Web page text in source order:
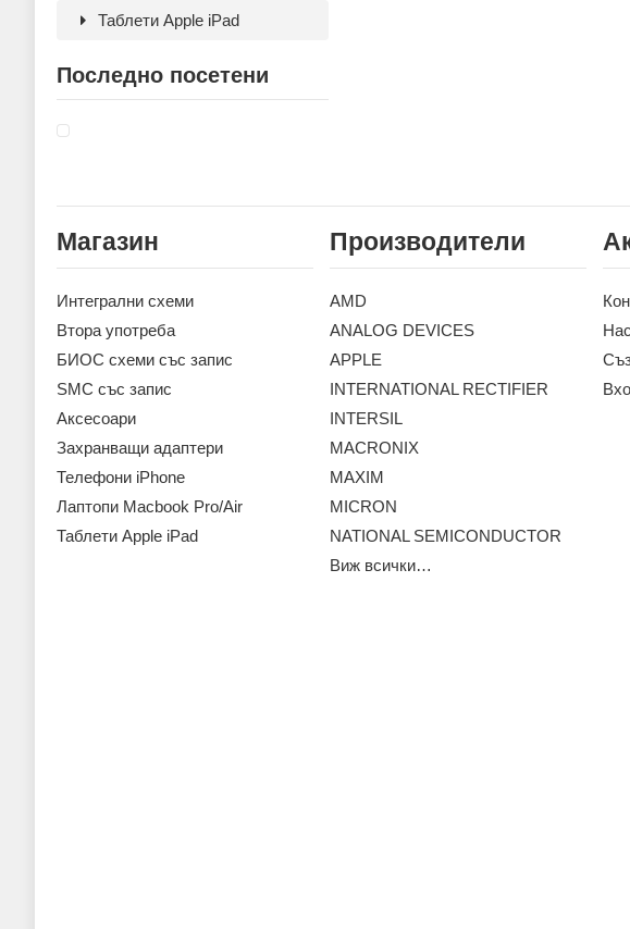
Таблети Apple iPad
Последно посетени
Магазин
Интегрални схеми
Втора употреба
БИОС схеми със запис
SMC със запис
Аксесoари
Захранващи адаптери
Телефони iPhone
Лаптопи Macbook Pro/Air
Таблети Apple iPad
Производители
AMD
ANALOG DEVICES
APPLE
INTERNATIONAL RECTIFIER
INTERSIL
MACRONIX
MAXIM
MICRON
NATIONAL SEMICONDUCTOR
Виж всички…